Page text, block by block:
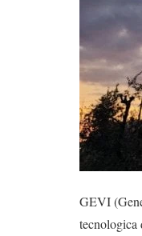
GEVI
tecnologica